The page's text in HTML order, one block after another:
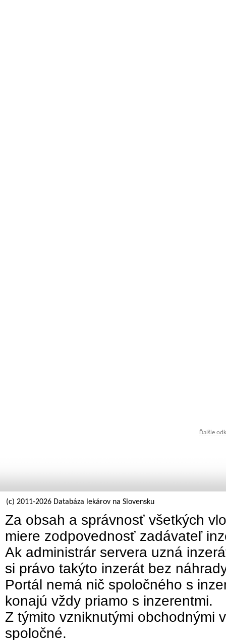
Ďalšie
(c) 2011-2026 Databáza lekárov na Slovensku
Za obsah a správnosť všetkých
miere zodpovednosť zadávateľ
Ak administrár servera uzná
si právo takýto inzerát bez
Portál nemá nič spoločného s
konajú vždy priamo s inzerentmi.
Z týmito vzniknutými obchodnými
spoločné.